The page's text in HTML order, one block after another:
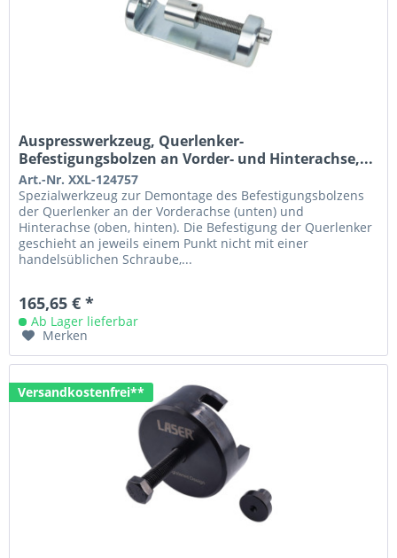
Auspresswerkzeug, Querlenker-
Befestigungsbolzen an Vorder- und Hinterachse,...
Art.-Nr. XXL-124757
Spezialwerkzeug zur Demontage des Befestigungsbolzens
der Querlenker an der Vorderachse (unten) und
Hinterachse (oben, hinten). Die Befestigung der Querlenker
geschieht an jeweils einem Punkt nicht mit einer
handelsüblichen Schraube,...
165,65 € *
Ab Lager lieferbar
Merken
Versandkostenfrei**